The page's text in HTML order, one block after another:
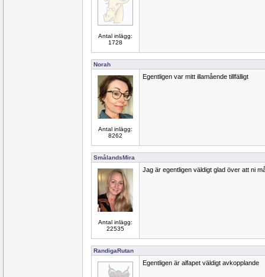
Antal inlägg:
1728
Norah
Antal inlägg:
8262
Egentligen var mitt illamående tillfälligt
SmålandsMira
Antal inlägg:
22535
Jag är egentligen väldigt glad över att ni
RandigaRutan
Egentligen är alfapet väldigt avkopplande